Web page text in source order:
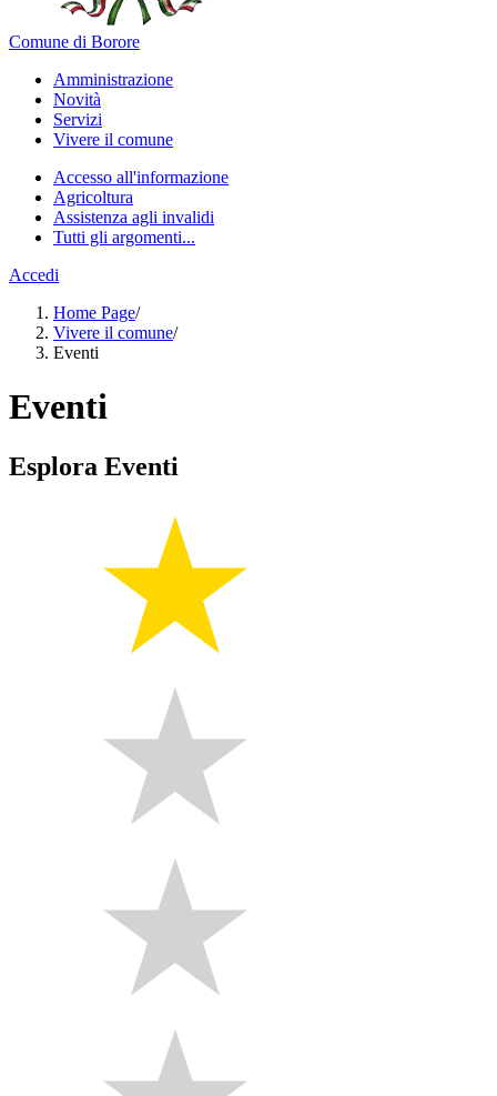
Comune di Borore
Amministrazione
Novità
Servizi
Vivere il comune
Accesso all'informazione
Agricoltura
Assistenza agli invalidi
Tutti gli argomenti...
Accedi
Home Page/
Vivere il comune/
Eventi
Eventi
Esplora Eventi